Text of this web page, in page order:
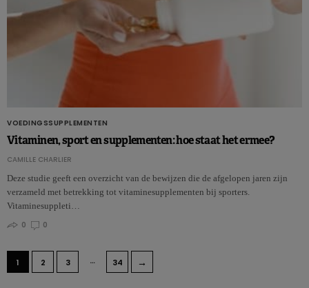
VOEDINGSSUPPLEMENTEN
Vitaminen, sport en supplementen: hoe staat het ermee?
CAMILLE CHARLIER
Deze studie geeft een overzicht van de bewijzen die de afgelopen jaren zijn
verzameld met betrekking tot vitaminesupplementen bij sporters.
Vitaminesuppleti…
0
0
1 2 3 … 34 →